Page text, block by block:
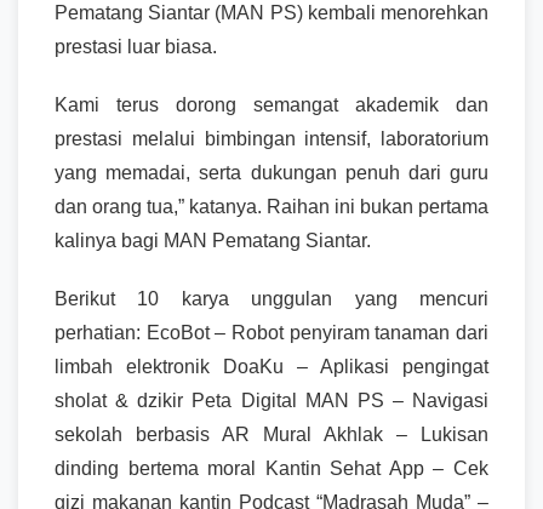
Pematang Siantar (MAN PS) kembali menorehkan
prestasi luar biasa.
Kami terus dorong semangat akademik dan
prestasi melalui bimbingan intensif, laboratorium
yang memadai, serta dukungan penuh dari guru
dan orang tua,” katanya. Raihan ini bukan pertama
kalinya bagi MAN Pematang Siantar.
Berikut 10 karya unggulan yang mencuri
perhatian: EcoBot – Robot penyiram tanaman dari
limbah elektronik DoaKu – Aplikasi pengingat
sholat & dzikir Peta Digital MAN PS – Navigasi
sekolah berbasis AR Mural Akhlak – Lukisan
dinding bertema moral Kantin Sehat App – Cek
gizi makanan kantin Podcast “Madrasah Muda” –